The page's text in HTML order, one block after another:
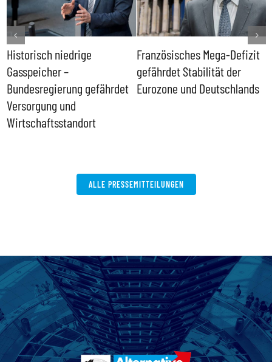
Historisch niedrige
Gasspeicher –
Bundesregierung gefährdet
Versorgung und
Wirtschaftsstandort
Französisches Mega-Defizit
gefährdet Stabilität der
Eurozone und Deutschlands
ALLE PRESSEMITTEILUNGEN